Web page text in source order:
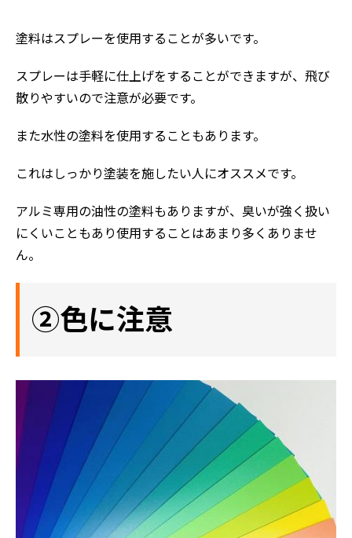
塗料はスプレーを使用することが多いです。
スプレーは手軽に仕上げをすることができますが、飛び
散りやすいので注意が必要です。
また水性の塗料を使用することもあります。
これはしっかり塗装を施したい人にオススメです。
アルミ専用の油性の塗料もありますが、臭いが強く扱い
にくいこともあり使用することはあまり多くありませ
ん。
②色に注意